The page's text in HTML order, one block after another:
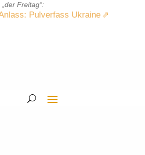
Freitag“:
Pulverfass Ukraine